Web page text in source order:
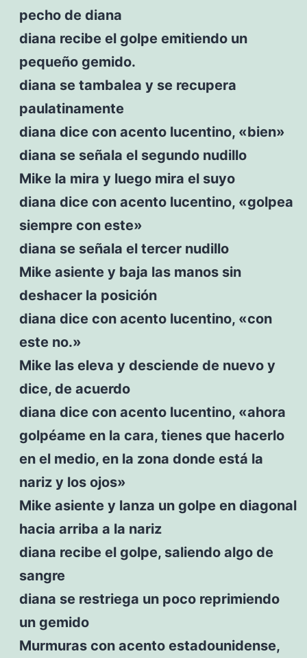
pecho de diana
diana recibe el golpe emitiendo un
pequeño gemido.
diana se tambalea y se recupera
paulatinamente
diana dice con acento lucentino, «bien»
diana se señala el segundo nudillo
Mike la mira y luego mira el suyo
diana dice con acento lucentino, «golpea
siempre con este»
diana se señala el tercer nudillo
Mike asiente y baja las manos sin
deshacer la posición
diana dice con acento lucentino, «con
este no.»
Mike las eleva y desciende de nuevo y
dice, de acuerdo
diana dice con acento lucentino, «ahora
golpéame en la cara, tienes que hacerlo
en el medio, en la zona donde está la
nariz y los ojos»
Mike asiente y lanza un golpe en diagonal
hacia arriba a la nariz
diana recibe el golpe, saliendo algo de
sangre
diana se restriega un poco reprimiendo
un gemido
Murmuras con acento estadounidense,